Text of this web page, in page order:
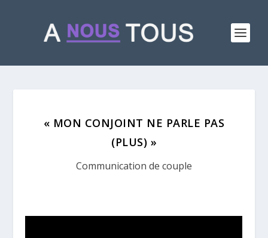
« MON CONJOINT NE PARLE PAS
(PLUS) »
Communication de couple